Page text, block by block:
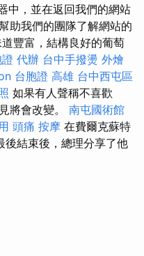
中，並在返回我們的網站
助我們的團隊了解網站的
豐富，結構良好的葡萄
證 代辦 台中手撥燙 外燴
台胞證 高雄 台中西屯區
如果有人聲稱不喜歡
將會改變。 南屯國術館
頭痛 按摩 在費爾克蘇特
結束後，總理分享了他